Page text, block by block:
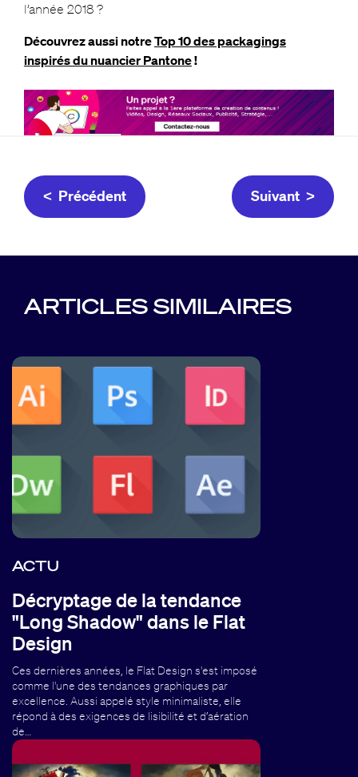
l’année 2018 ?
Découvrez aussi notreTop 10 des packagings
inspirés du nuancier Pantone!
< Précédent Suivant >
ARTICLES SIMILAIRES
ACTU
Décryptage de la tendance
"Long Shadow" dans le Flat
Design
Ces dernières années, le Flat Design s'est imposé
comme l'une des tendances graphiques par
excellence. Aussi appelé style minimaliste, elle
répond à des exigences de lisibilité et d’aération
de…